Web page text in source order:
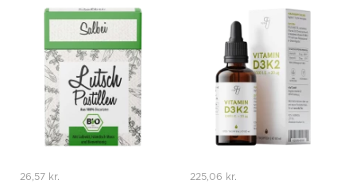
26,57 kr. 225,06 kr.